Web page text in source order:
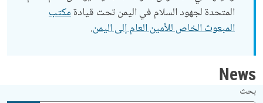
المتحدة لجهود السلام في اليمن تحت قيادةمكتب
المبعوث الخاص للأمين العام إلى اليمن.
News
بحث